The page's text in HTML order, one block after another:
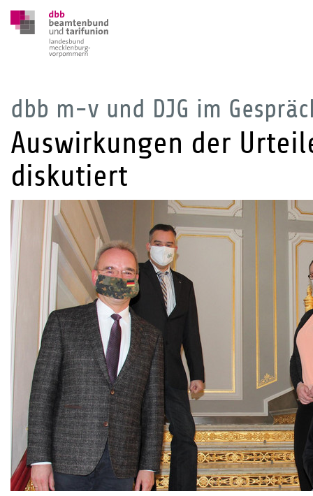
dbb m-v und DJG im
Auswirkungen der
diskutiert